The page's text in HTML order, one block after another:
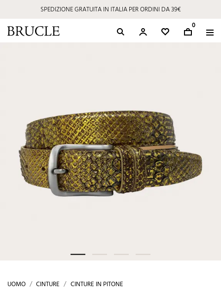
SPEDIZIONE GRATUITA IN ITALIA PER ORDINI DA 39€
0
UOMO CINTURE CINTURE IN PITONE